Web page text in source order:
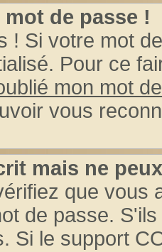
de passe !
! Si votre mot
Pour ce
mon mot
vous
mais ne
que vous
de passe.
Si le support